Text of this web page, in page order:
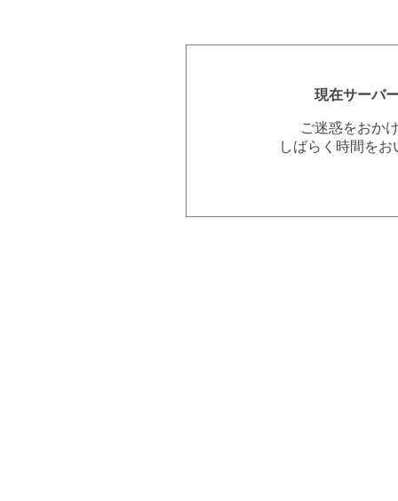
現在サーバ
ご迷惑をおか
しばらく時間を